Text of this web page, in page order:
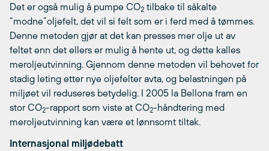
Det er også mulig å pumpe CO2 tilbake til såkalte
”modne”oljefelt, det vil si felt som er i ferd med å tømmes.
Denne metoden gjør at det kan presses mer olje ut av
feltet enn det ellers er mulig å hente ut, og dette kalles
meroljeutvinning. Gjennom denne metoden vil behovet for
stadig leting etter nye oljefelter avta, og belastningen på
miljøet vil reduseres betydelig. I 2005 la Bellona fram en
stor CO2-rapport som viste at CO2-håndtering med
meroljeutvinning kan være et lønnsomt tiltak.
Internasjonal miljødebatt